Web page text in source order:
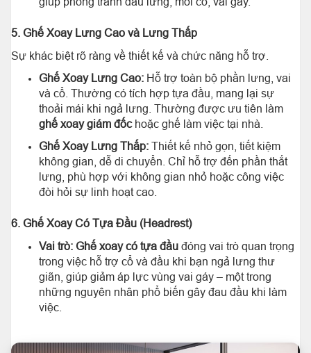
5. Ghế Xoay Lưng Cao và Lưng Thấp
Sự khác biệt rõ ràng về thiết kế và chức năng hỗ trợ.
Ghế Xoay Lưng Cao: Hỗ trợ toàn bộ phần lưng, vai
và cổ. Thường có tích hợp tựa đầu, mang lại sự
thoải mái khi ngả lưng. Thường được ưu tiên làm
ghế xoay giám đốchoặc ghế làm việc tại nhà.
Ghế Xoay Lưng Thấp: Thiết kế nhỏ gọn, tiết kiệm
không gian, dễ di chuyển. Chỉ hỗ trợ đến phần thắt
lưng, phù hợp với không gian nhỏ hoặc công việc
đòi hỏi sự linh hoạt cao.
6. Ghế Xoay Có Tựa Đầu (Headrest)
Vai trò: Ghế xoay có tựa đầu đóng vai trò quan trọng
trong việc hỗ trợ cổ và đầu khi bạn ngả lưng thư
giãn, giúp giảm áp lực vùng vai gáy – một trong
những nguyên nhân phổ biến gây đau đầu khi làm
việc.